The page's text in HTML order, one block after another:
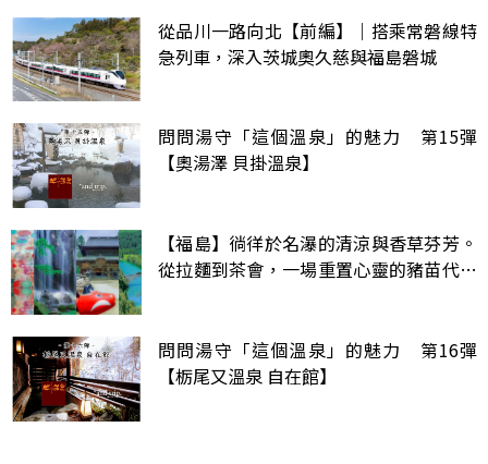
從品川一路向北【前編】｜搭乘常磐線特
急列車，深入茨城奧久慈與福島磐城
問問湯守「這個溫泉」的魅力 第15彈
【奧湯澤 貝掛溫泉】
【福島】徜徉於名瀑的清涼與香草芬芳。
從拉麵到茶會，一場重置心靈的豬苗代～
問問湯守「這個溫泉」的魅力 第16彈
【栃尾又溫泉 自在館】